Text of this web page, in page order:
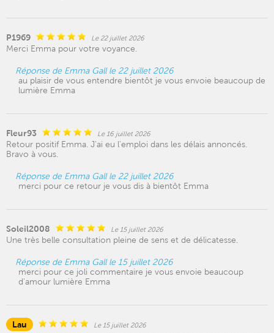
P1969 Le 22 juillet 2026
Merci Emma pour votre voyance.
Réponse de Emma Gall le 22 juillet 2026
au plaisir de vous entendre bientôt je vous envoie beaucoup de
lumière Emma
Fleur93 Le 16 juillet 2026
Retour positif Emma. J'ai eu l'emploi dans les délais annoncés.
Bravo à vous.
Réponse de Emma Gall le 22 juillet 2026
merci pour ce retour je vous dis à bientôt Emma
Soleil2008 Le 15 juillet 2026
Une très belle consultation pleine de sens et de délicatesse.
Réponse de Emma Gall le 15 juillet 2026
merci pour ce joli commentaire je vous envoie beaucoup
d'amour lumière Emma
Lau Le 15 juillet 2026